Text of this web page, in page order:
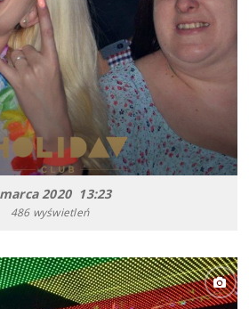
2020 13:23
486 wyświetleń